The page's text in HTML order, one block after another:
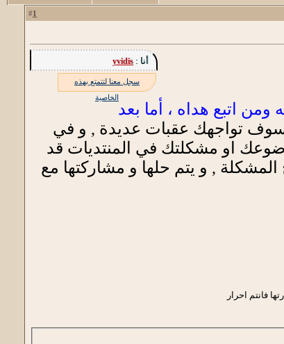
1
أنا :yvidis
سجل معنا لتتمتع بهذه
الخاصية
اتبع هداه ، أما بعد
, سوف تواجهك عقبات عديدة , و في
او مشكلتك في المنتديات قد
, و يتم حلها و مشاركتها مع
فانتم احرار